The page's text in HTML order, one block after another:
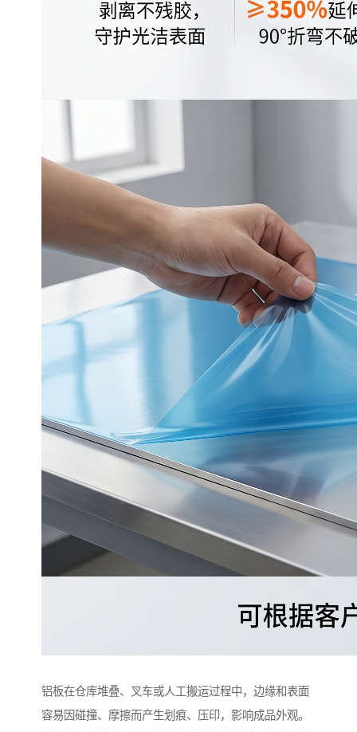
铝板在仓库堆叠、叉车或人工搬运过程中，边缘和表面
容易因碰撞、摩擦而产生划痕、压印，影响成品外观。